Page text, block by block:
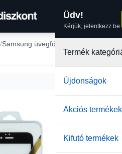
Üdv!
Kérjük, jelentkezz be.
Termék
Újdonságok
Akciós termékek
Kifutó termékek
Samsung üvegfólia